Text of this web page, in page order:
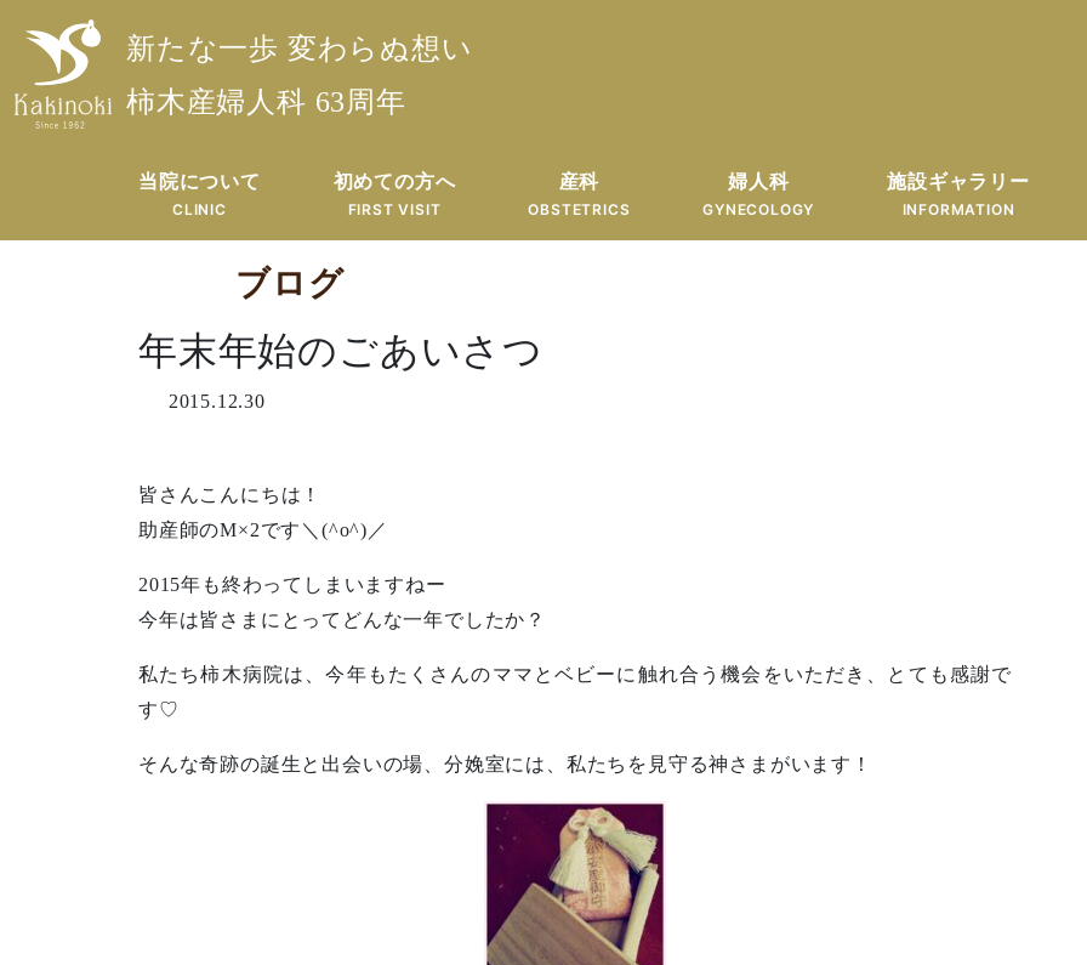
新たな一歩 変わらぬ想い
柿木産婦人科 63周年
当院について
CLINIC
初めての方へ
FIRST VISIT
産科
OBSTETRICS
婦人科
GYNECOLOGY
施設ギャラリー
INFORMATION
ブログ
年末年始のごあいさつ
2015.12.30
皆さんこんにちは！
助産師のM×2です＼(^o^)／
2015年も終わってしまいますねー
今年は皆さまにとってどんな一年でしたか？
私たち柿木病院は、今年もたくさんのママとベビーに触れ合う機会をいただき、とても感謝で
す♡
そんな奇跡の誕生と出会いの場、分娩室には、私たちを見守る神さまがいます！